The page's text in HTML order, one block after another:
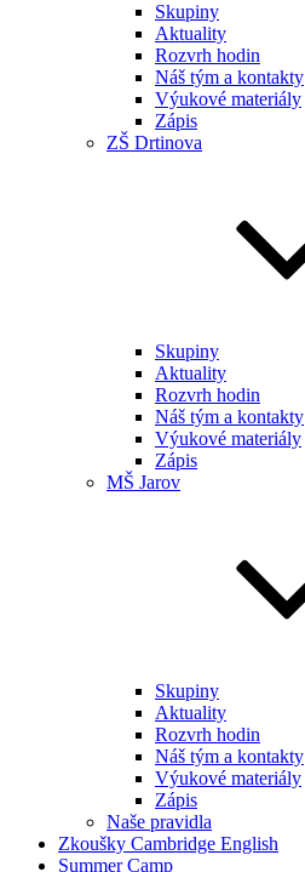
Skupiny
Aktuality
Rozvrh hodin
Náš tým a kontakty
Výukové materiály
Zápis
ZŠ Drtinova
Skupiny
Aktuality
Rozvrh hodin
Náš tým a kontakty
Výukové materiály
Zápis
MŠ Jarov
Skupiny
Aktuality
Rozvrh hodin
Náš tým a kontakty
Výukové materiály
Zápis
Naše pravidla
Zkoušky Cambridge English
Summer Camp